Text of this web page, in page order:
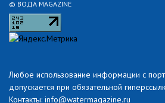
© ВОДА MAGAZINE
Любое использование информации с
допускается при обязательной
Контакты: info@watermagazine.ru